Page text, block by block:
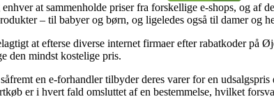
at sammenholde priser fra forskellige e-shops, og af
– til babyer og børn, og ligeledes også til damer og
at efterse diverse internet firmaer efter rabatkoder på
den mindst kostelige pris.
en e-forhandler tilbyder deres varer for en
er i hvert fald omsluttet af en bestemmelse, hvilket